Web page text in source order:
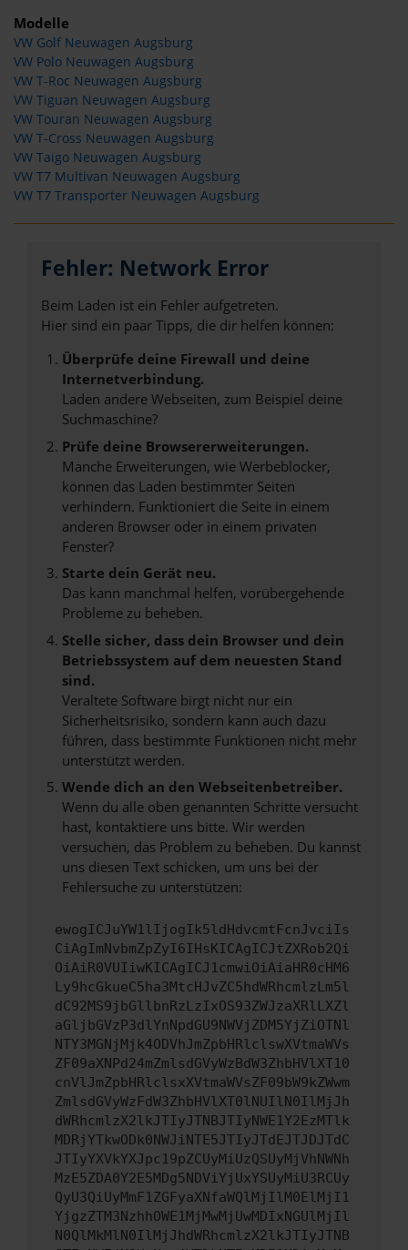
Modelle
VW Golf Neuwagen Augsburg
VW Polo Neuwagen Augsburg
VW T-Roc Neuwagen Augsburg
VW Tiguan Neuwagen Augsburg
VW Touran Neuwagen Augsburg
VW T-Cross Neuwagen Augsburg
VW Taigo Neuwagen Augsburg
VW T7 Multivan Neuwagen Augsburg
VW T7 Transporter Neuwagen Augsburg
Fehler: Network Error
Beim Laden ist ein Fehler aufgetreten.
Hier sind ein paar Tipps, die dir helfen können:
Überprüfe deine Firewall und deine
Internetverbindung.
Laden andere Webseiten, zum Beispiel deine
Suchmaschine?
Prüfe deine Browsererweiterungen.
Manche Erweiterungen, wie Werbeblocker,
können das Laden bestimmter Seiten
verhindern. Funktioniert die Seite in einem
anderen Browser oder in einem privaten
Fenster?
Starte dein Gerät neu.
Das kann manchmal helfen, vorübergehende
Probleme zu beheben.
Stelle sicher, dass dein Browser und dein
Betriebssystem auf dem neuesten Stand
sind.
Veraltete Software birgt nicht nur ein
Sicherheitsrisiko, sondern kann auch dazu
führen, dass bestimmte Funktionen nicht mehr
unterstützt werden.
Wende dich an den Webseitenbetreiber.
Wenn du alle oben genannten Schritte versucht
hast, kontaktiere uns bitte. Wir werden
versuchen, das Problem zu beheben. Du kannst
uns diesen Text schicken, um uns bei der
Fehlersuche zu unterstützen:
ewogICJuYW1lIjogIk5ldHdvcmtFcnJvciIs
CiAgImNvbmZpZyI6IHsKICAgICJtZXRob2Qi
OiAiR0VUIiwKICAgICJ1cmwiOiAiaHR0cHM6
Ly9hcGkueC5ha3MtcHJvZC5hdWRhcmlzLm5l
dC92MS9jbGllbnRzLzIxOS93ZWJzaXRlLXZl
aGljbGVzP3dlYnNpdGU9NWVjZDM5YjZiOTNl
NTY3MGNjMjk4ODVhJmZpbHRlclswXVtmaWVs
ZF09aXNPd24mZmlsdGVyWzBdW3ZhbHVlXT10
cnVlJmZpbHRlclsxXVtmaWVsZF09bW9kZWwm
ZmlsdGVyWzFdW3ZhbHVlXT0lNUIlN0IlMjJh
dWRhcmlzX2lkJTIyJTNBJTIyNWE1Y2EzMTlk
MDRjYTkwODk0NWJiNTE5JTIyJTdEJTJDJTdC
JTIyYXVkYXJpc19pZCUyMiUzQSUyMjVhNWNh
MzE5ZDA0Y2E5MDg5NDViYjUxYSUyMiU3RCUy
QyU3QiUyMmF1ZGFyaXNfaWQlMjIlM0ElMjI1
YjgzZTM3NzhhOWE1MjMwMjUwMDIxNGUlMjIl
N0QlMkMlN0IlMjJhdWRhcmlzX2lkJTIyJTNB